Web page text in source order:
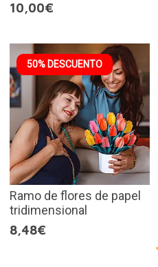
10,00€
50% DESCUENTO
Ramo de flores de papel
tridimensional
8,48€